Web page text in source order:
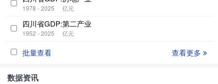
1978 - 2025 亿元
四川省GDP:第二产业
1952 - 2025 亿元
批量查看 查看更多
数据资讯